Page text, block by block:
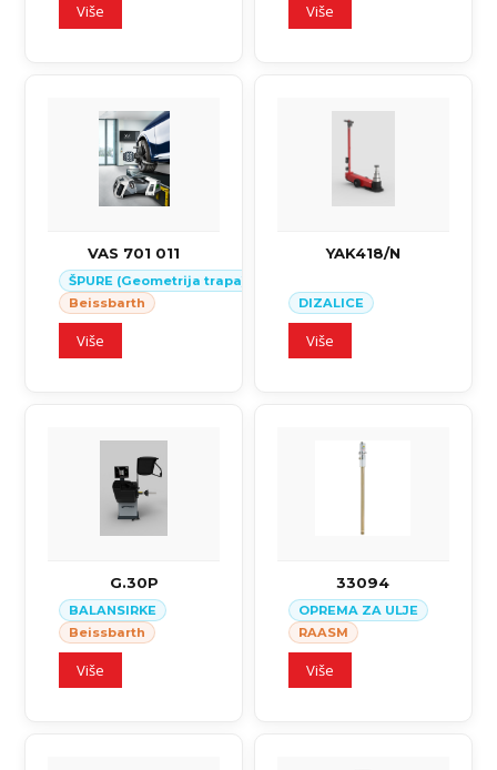
Više Više
VAS 701 011
ŠPURE (Geometrija trapa)
Beissbarth
Više
YAK418/N
DIZALICE
Više
G.30P
BALANSIRKE
Beissbarth
Više
33094
OPREMA ZA ULJE
RAASM
Više